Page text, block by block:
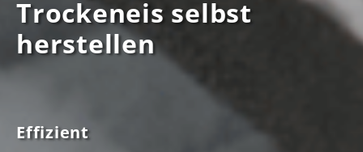
Trockeneis selbst
herstellen
Effizient